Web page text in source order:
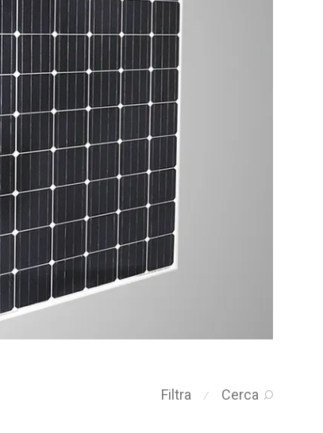
Filtra ⁄ Cerca